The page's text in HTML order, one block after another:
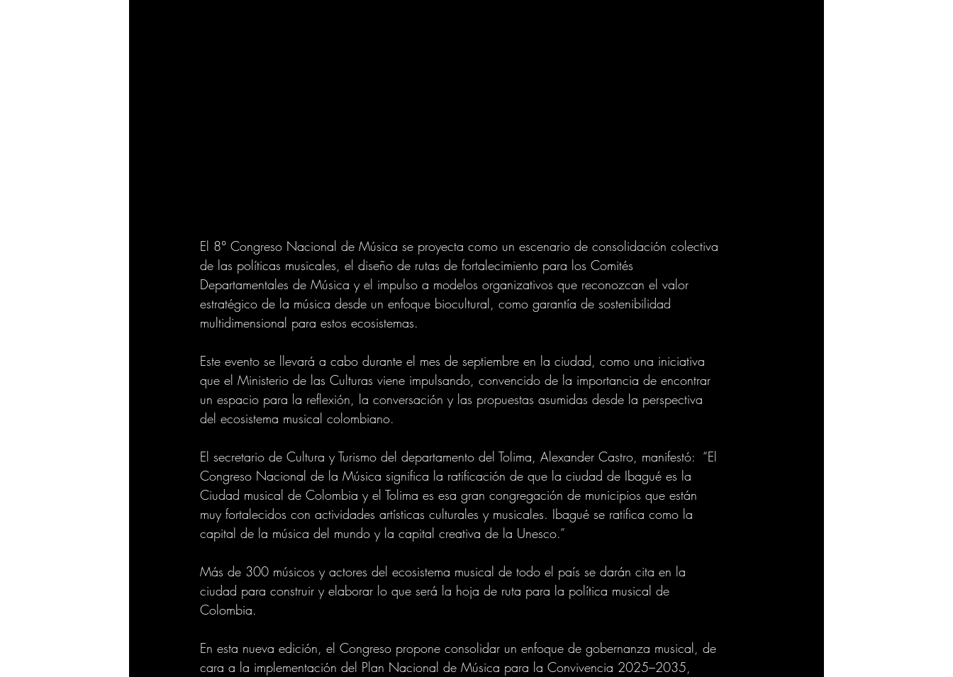
El 8° Congreso Nacional de Música se proyecta como un escenario de consolidación colectiva
de las políticas musicales, el diseño de rutas de fortalecimiento para los Comités
Departamentales de Música y el impulso a modelos organizativos que reconozcan el valor
estratégico de la música desde un enfoque biocultural, como garantía de sostenibilidad
multidimensional para estos ecosistemas.
Este evento se llevará a cabo durante el mes de septiembre en la ciudad, como una iniciativa
que el Ministerio de las Culturas viene impulsando, convencido de la importancia de encontrar
un espacio para la reflexión, la conversación y las propuestas asumidas desde la perspectiva
del ecosistema musical colombiano.
El secretario de Cultura y Turismo del departamento del Tolima, Alexander Castro, manifestó:  “El
Congreso Nacional de la Música significa la ratificación de que la ciudad de Ibagué es la
Ciudad musical de Colombia y el Tolima es esa gran congregación de municipios que están
muy fortalecidos con actividades artísticas culturales y musicales. Ibagué se ratifica como la
capital de la música del mundo y la capital creativa de la Unesco.”
Más de 300 músicos y actores del ecosistema musical de todo el país se darán cita en la
ciudad para construir y elaborar lo que será la hoja de ruta para la política musical de
Colombia.
En esta nueva edición, el Congreso propone consolidar un enfoque de gobernanza musical, de
cara a la implementación del Plan Nacional de Música para la Convivencia 2025–2035,